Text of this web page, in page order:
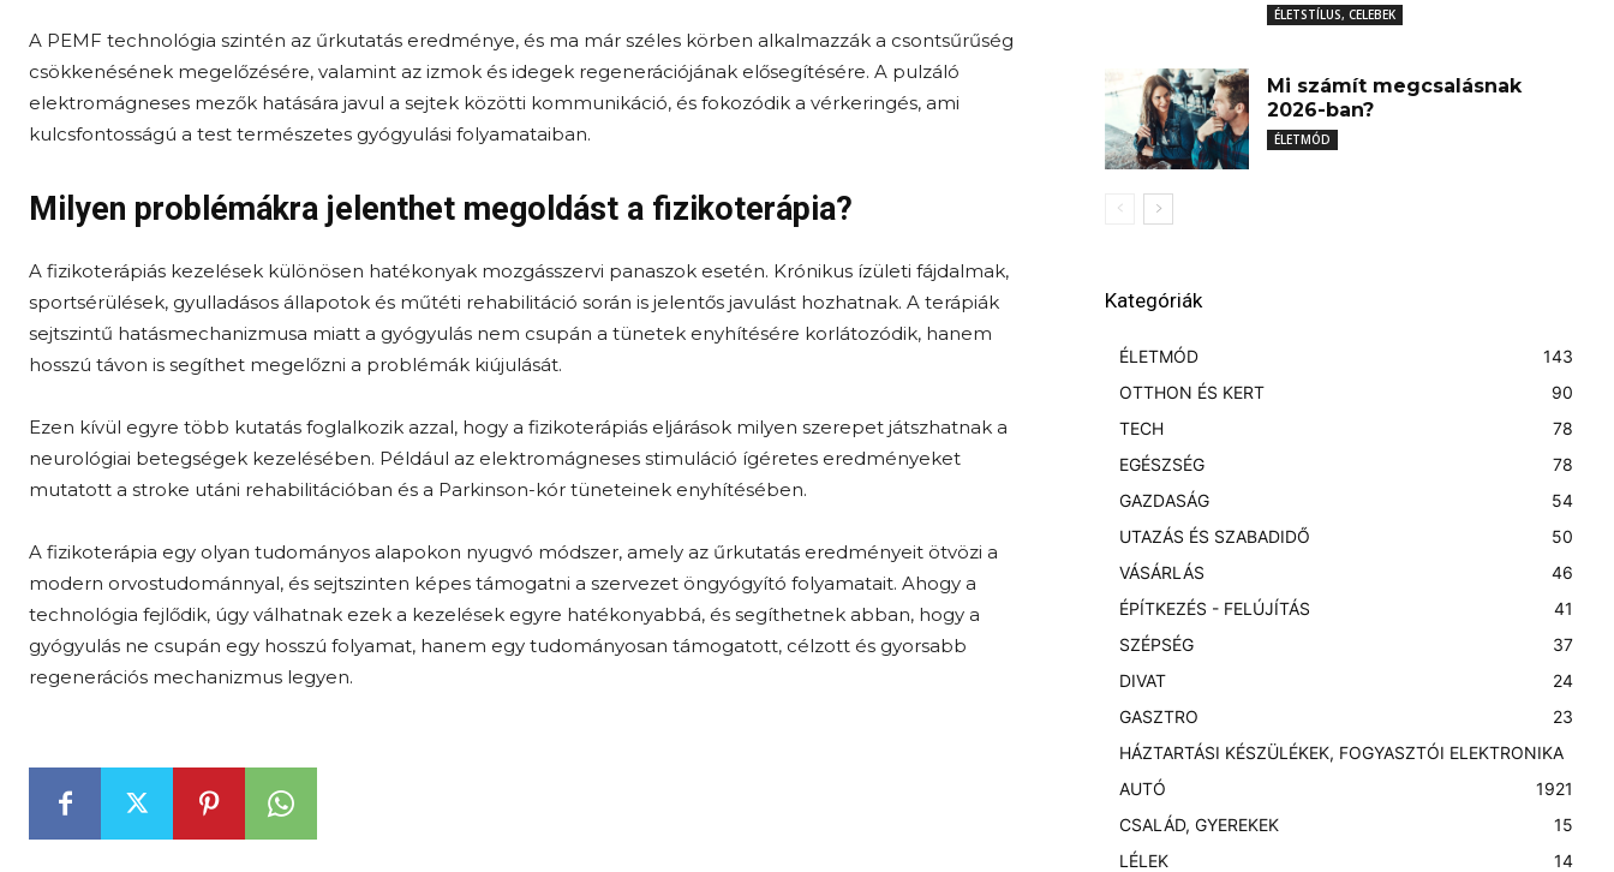
A PEMF technológia szintén az űrkutatás eredménye, és ma már széles körben alkalmazzák a csontsűrűség
csökkenésének megelőzésére, valamint az izmok és idegek regenerációjának elősegítésére. A pulzáló
elektromágneses mezők hatására javul a sejtek közötti kommunikáció, és fokozódik a vérkeringés, ami
kulcsfontosságú a test természetes gyógyulási folyamataiban.
Milyen problémákra jelenthet megoldást a fizikoterápia?
A fizikoterápiás kezelések különösen hatékonyak mozgásszervi panaszok esetén. Krónikus ízületi fájdalmak,
sportsérülések, gyulladásos állapotok és műtéti rehabilitáció során is jelentős javulást hozhatnak. A terápiák
sejtszintű hatásmechanizmusa miatt a gyógyulás nem csupán a tünetek enyhítésére korlátozódik, hanem
hosszú távon is segíthet megelőzni a problémák kiújulását.
Ezen kívül egyre több kutatás foglalkozik azzal, hogy a fizikoterápiás eljárások milyen szerepet játszhatnak a
neurológiai betegségek kezelésében. Például az elektromágneses stimuláció ígéretes eredményeket
mutatott a stroke utáni rehabilitációban és a Parkinson-kór tüneteinek enyhítésében.
A fizikoterápia egy olyan tudományos alapokon nyugvó módszer, amely az űrkutatás eredményeit ötvözi a
modern orvostudománnyal, és sejtszinten képes támogatni a szervezet öngyógyító folyamatait. Ahogy a
technológia fejlődik, úgy válhatnak ezek a kezelések egyre hatékonyabbá, és segíthetnek abban, hogy a
gyógyulás ne csupán egy hosszú folyamat, hanem egy tudományosan támogatott, célzott és gyorsabb
regenerációs mechanizmus legyen.
ÉLETSTÍLUS, CELEBEK
Mi számít megcsalásnak
2026-ban?
ÉLETMÓD
Kategóriák
ÉLETMÓD
143
OTTHON ÉS KERT
90
TECH
78
EGÉSZSÉG
78
GAZDASÁG
54
UTAZÁS ÉS SZABADIDŐ
50
VÁSÁRLÁS
46
ÉPÍTKEZÉS - FELÚJÍTÁS
41
SZÉPSÉG
37
DIVAT
24
GASZTRO
23
HÁZTARTÁSI KÉSZÜLÉKEK, FOGYASZTÓI ELEKTRONIKA
21
AUTÓ
19
CSALÁD, GYEREKEK
15
LÉLEK
14